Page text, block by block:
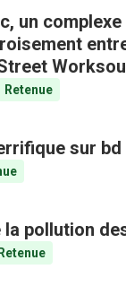
un
Retenue
sur bd
pollution
Retenue